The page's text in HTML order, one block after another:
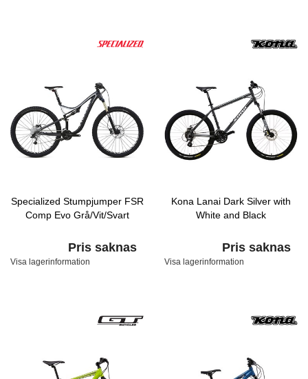
Specialized Stumpjumper FSR
Comp Evo Grå/Vit/Svart
Pris saknas
Visa lagerinformation
Kona Lanai Dark Silver with
White and Black
Pris saknas
Visa lagerinformation